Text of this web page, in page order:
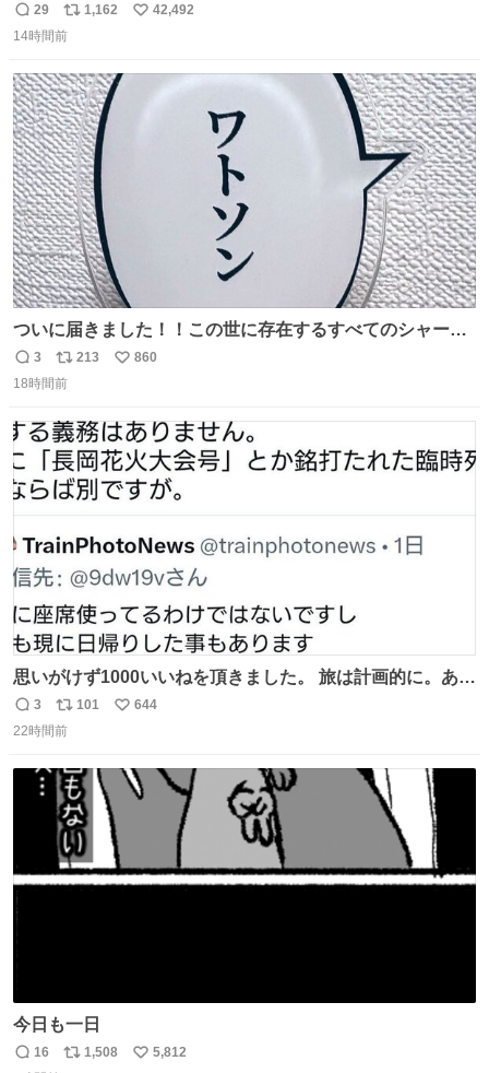
返
信
29
リ
ポ
ト
数
1,162
い
42,492
14時間前
ついに届きました！！この世に存在するすべてのシャーロ
ック・ホームズに「ワトソン」と喋ってもらうためのアク
スタです！！！
返
信
3
リ
ポ
ト
数
213
い
数
860
18時間前
思いがけず1000いいねを頂きました。 旅は計画的に。あな
たの旅は誰も保証してくれない。 お金を出したら際限なく
ワガママを受け入れてくれると思うな。それはカスハラ。
言え。 以上、乗り鉄の端くれの意見でした。
返
信
3
リ
ポ
ト
数
101
い
数
644
22時間前
今日も一日
返
16
リ
1,508
い
5,812